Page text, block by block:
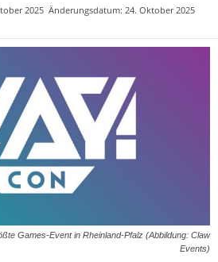
2025 Änderungsdatum: 24. Oktober 2025
Games-Event in Rheinland-Pfalz (Abbildung: Claw
Events)